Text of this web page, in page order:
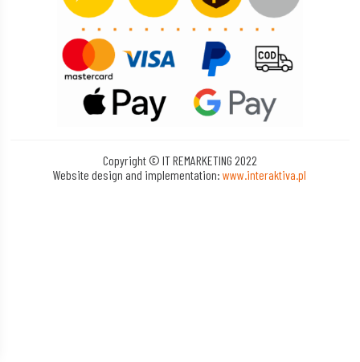
Copyright © IT REMARKETING 2022
Website design and implementation:www.interaktiva.pl